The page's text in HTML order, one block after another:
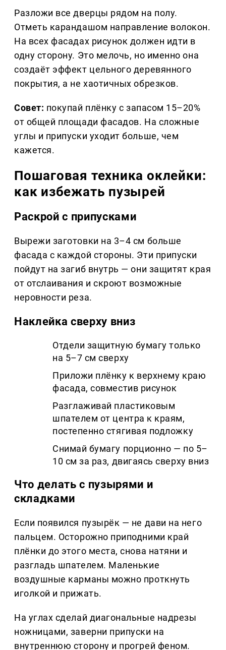
Разложи все дверцы рядом на полу.
Отметь карандашом направление волокон.
На всех фасадах рисунок должен идти в
одну сторону. Это мелочь, но именно она
создаёт эффект цельного деревянного
покрытия, а не хаотичных обрезков.
Совет: покупай плёнку с запасом 15–20%
от общей площади фасадов. На сложные
углы и припуски уходит больше, чем
кажется.
Пошаговая техника оклейки:
как избежать пузырей
Раскрой с припусками
Вырежи заготовки на 3–4 см больше
фасада с каждой стороны. Эти припуски
пойдут на загиб внутрь — они защитят края
от отслаивания и скроют возможные
неровности реза.
Наклейка сверху вниз
Отдели защитную бумагу только
на 5–7 см сверху
Приложи плёнку к верхнему краю
фасада, совместив рисунок
Разглаживай пластиковым
шпателем от центра к краям,
постепенно стягивая подложку
Снимай бумагу порционно — по 5–
10 см за раз, двигаясь сверху вниз
Что делать с пузырями и
складками
Если появился пузырёк — не дави на него
пальцем. Осторожно приподними край
плёнки до этого места, снова натяни и
разгладь шпателем. Маленькие
воздушные карманы можно проткнуть
иголкой и прижать.
На углах сделай диагональные надрезы
ножницами, заверни припуски на
внутреннюю сторону и прогрей феном.